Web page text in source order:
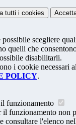
tutti i cookies
possibile scegliere
quelli che
disabilitarli.
i cookie necessari
POLICY.
funzionamento
il funzionamento non
consultare l'elenco